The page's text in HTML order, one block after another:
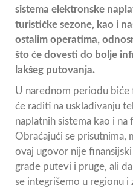
sistema elektronske
turističke sezone, kao i
ostalim operatima,
što će dovesti do bolje
lakšeg putovanja.
U narednom periodu biće
će raditi na usklađivanju
naplatnih sistema kao i
Obraćajući se prisutnima,
ovaj ugovor nije
grade putevi i pruge, ali
se integrišemo u regionu